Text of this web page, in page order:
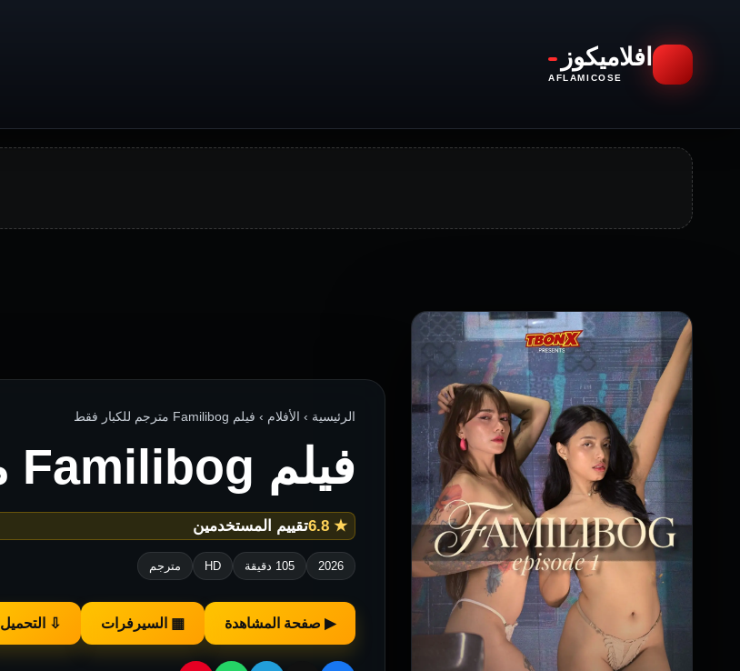
افلاميكوز
AFLAMICOSE
الرئيسية › الأفلام › فيلم Familibog مترجم للكبار فقط
فيلم Familibog مترجم للكبار فقط
★ 6.8 تقييم المستخدمين
2026 105 دقيقة HD مترجم
▶ صفحة المشاهدة ▦ السيرفرات ⇩ التحميل